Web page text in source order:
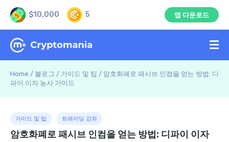
$10,000 5 앱 다운로드
Home / 블로그 / 가이드 및 팁 / 암호화폐로 패시브 인컴을 얻는 방법: 디
파이 이자 농사 가이드
가이드 및 팁 트레이딩 강좌
암호화폐로 패시브 인컴을 얻는 방법: 디파이 이자